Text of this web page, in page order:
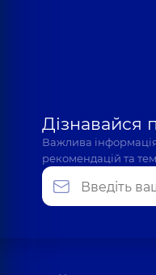
Дізнавайся
Важлива
рекомендацій та